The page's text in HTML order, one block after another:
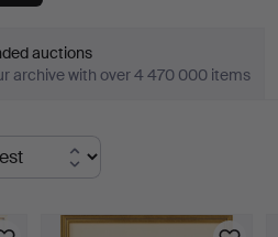
auctions
archive with over 4 470 000 items